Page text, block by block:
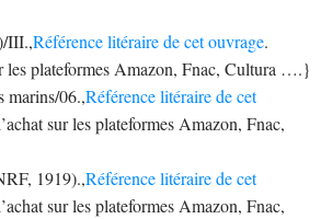
III.,Référence litéraire de cet ouvrage.
les plateformes Amazon, Fnac, Cultura ….}
marins/06.,Référence litéraire de cet
sur les plateformes Amazon, Fnac,
1919).,Référence litéraire de cet
sur les plateformes Amazon, Fnac,